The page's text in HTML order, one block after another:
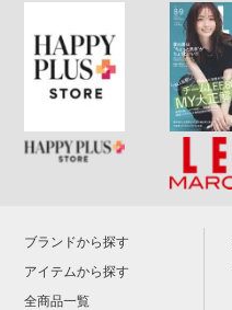
ブランドから探す
アイテムから探す
全商品一覧